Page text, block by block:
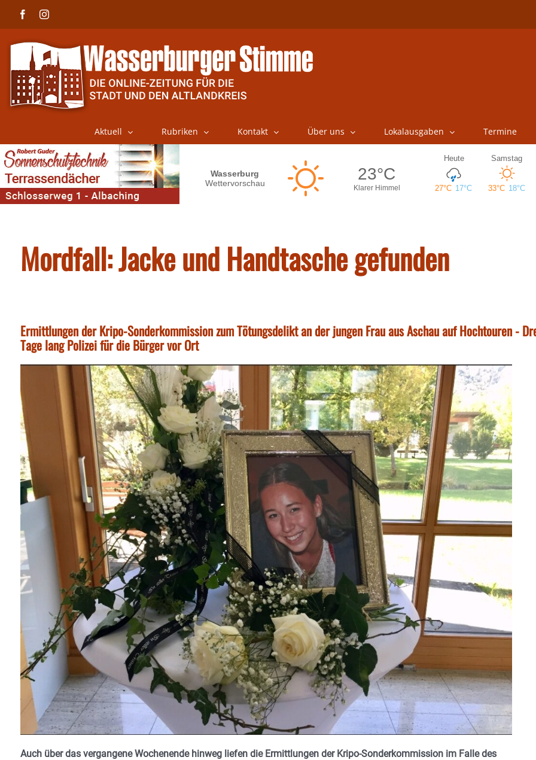
FacebookInstagram
Aktuell Rubriken Kontakt Über uns Lokalausgaben Termine
Mordfall: Jacke und Handtasche gefunden
Ermittlungen der Kripo-Sonderkommission zum Tötungsdelikt an der jungen Frau aus Aschau auf Hochtouren -
Tage lang Polizei für die Bürger vor Ort
Auch über das vergangene Wochenende hinweg liefen die Ermittlungen der Kripo-Sonderkommission im Falle des